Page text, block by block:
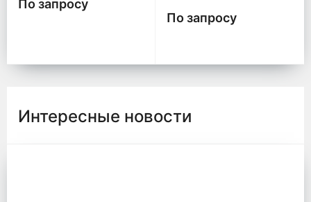
По запросу
По запросу
Интересные новости